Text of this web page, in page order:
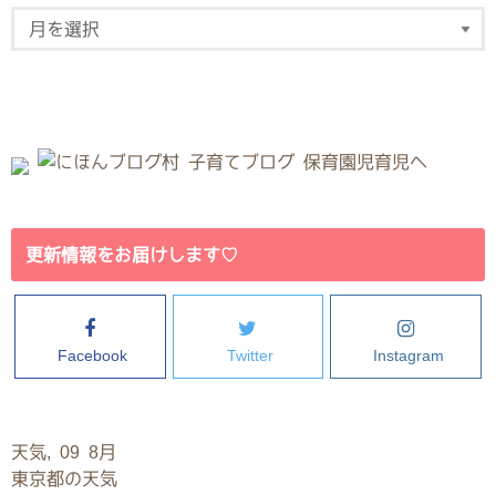
更新情報をお届けします♡
Facebook Twitter Instagram
天気, 09 8月
東京都の天気